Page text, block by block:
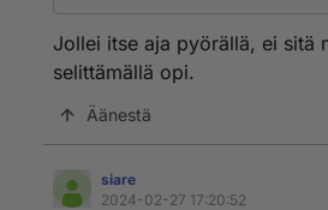
Niin minä en voi. valitettavasti.
Jollei itse aja pyörällä, ei sitä
selittämällä opi.
Äänestä
siare
2024-02-27 17:20:52